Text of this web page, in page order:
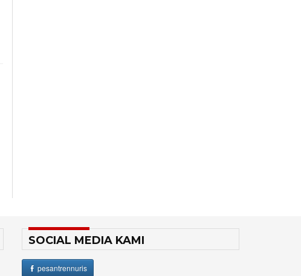
SOCIAL MEDIA KAMI
pesantrennuris